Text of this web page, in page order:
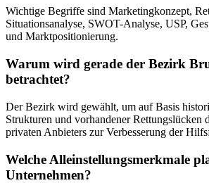
Wichtige Begriffe sind Marketingkonzept,
Situationsanalyse, SWOT-Analyse, USP,
und Marktpositionierung.
Warum wird gerade der Bezirk
betrachtet?
Der Bezirk wird gewählt, um auf Basis
Strukturen und vorhandener Rettungslücken
privaten Anbieters zur Verbesserung der
Welche Alleinstellungsmerkmale
Unternehmen?